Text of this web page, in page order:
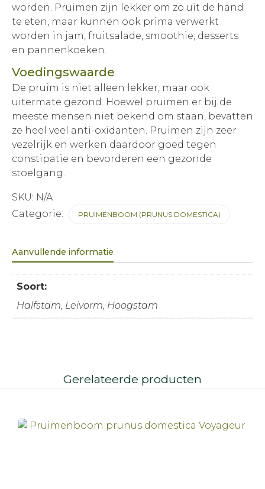
worden. Pruimen zijn lekker om zo uit de hand
te eten, maar kunnen ook prima verwerkt
worden in jam, fruitsalade, smoothie, desserts
en pannenkoeken.
Voedingswaarde
De pruim is niet alleen lekker, maar ook
uitermate gezond. Hoewel pruimen er bij de
meeste mensen niet bekend om staan, bevatten
ze heel veel anti-oxidanten. Pruimen zijn zeer
vezelrijk en werken daardoor goed tegen
constipatie en bevorderen een gezonde
stoelgang.
SKU: N/A
Categorie:
PRUIMENBOOM (PRUNUS DOMESTICA)
Aanvullende informatie
Soort:
Halfstam, Leivorm, Hoogstam
Gerelateerde producten